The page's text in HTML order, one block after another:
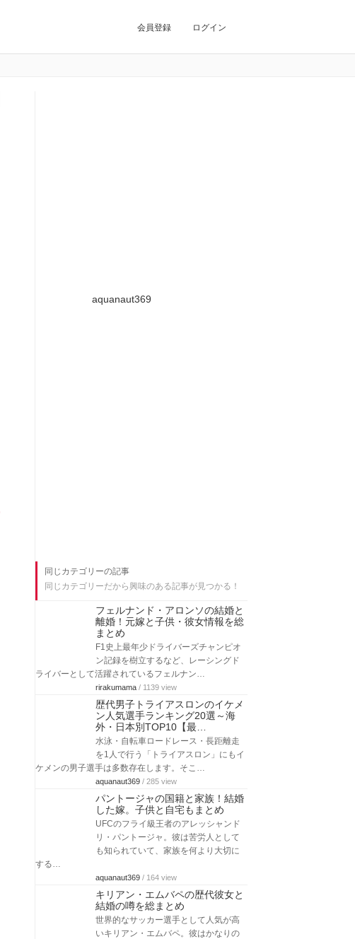
会員登録 ログイン
aquanaut369
同じカテゴリーの記事
同じカテゴリーだから興味のある記事が見つかる！
フェルナンド・アロンソの結婚と
離婚！元嫁と子供・彼女情報を総
まとめ
F1史上最年少ドライバーズチャンピオ
ン記録を樹立するなど、レーシングド
ライバーとして活躍されているフェルナン…
rirakumama / 1139 view
歴代男子トライアスロンのイケメ
ン人気選手ランキング20選～海
外・日本別TOP10【最…
水泳・自転車ロードレース・長距離走
を1人で行う「トライアスロン」にもイ
ケメンの男子選手は多数存在します。そこ…
aquanaut369 / 285 view
パントージャの国籍と家族！結婚
した嫁。子供と自宅もまとめ
UFCのフライ級王者のアレッシャンド
リ・パントージャ。彼は苦労人として
も知られていて、家族を何より大切に
する…
aquanaut369 / 164 view
キリアン・エムバペの歴代彼女と
結婚の噂を総まとめ
世界的なサッカー選手として人気が高
いキリアン・エムバペ。彼はかなりの